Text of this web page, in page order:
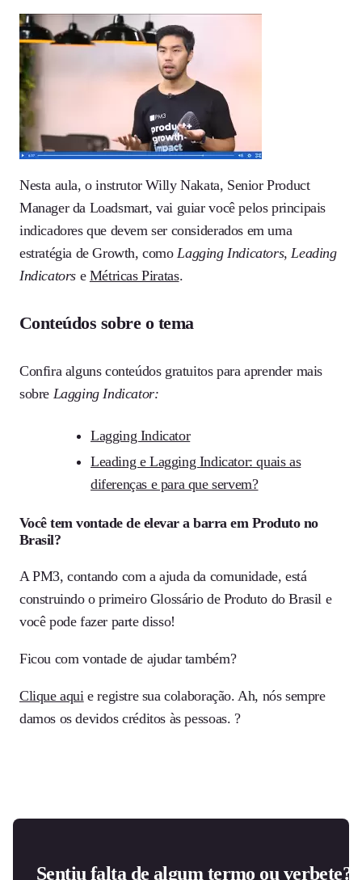
Nesta aula, o instrutor Willy Nakata, Senior Product
Manager da Loadsmart, vai guiar você pelos principais
indicadores que devem ser considerados em uma
estratégia de Growth, comoLagging Indicators,Leading
Indicators e Métricas Piratas.
Conteúdos sobre o tema
Confira alguns conteúdos gratuitos para aprender mais
sobre Lagging Indicator:
Lagging Indicator
Leading e Lagging Indicator: quais as
diferenças e para que servem?
Você tem vontade de elevar a barra em Produto no
Brasil?
A PM3, contando com a ajuda da comunidade, está
construindo o primeiro Glossário de Produto do Brasil e
você pode fazer parte disso!
Ficou com vontade de ajudar também?
Clique aquie registre sua colaboração. Ah, nós sempre
damos os devidos créditos às pessoas. ?
Sentiu falta de algum termo ou verbete?